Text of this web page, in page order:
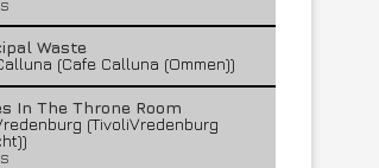
Waste
(Cafe Calluna (Ommen))
In The Throne Room
(TivoliVredenburg